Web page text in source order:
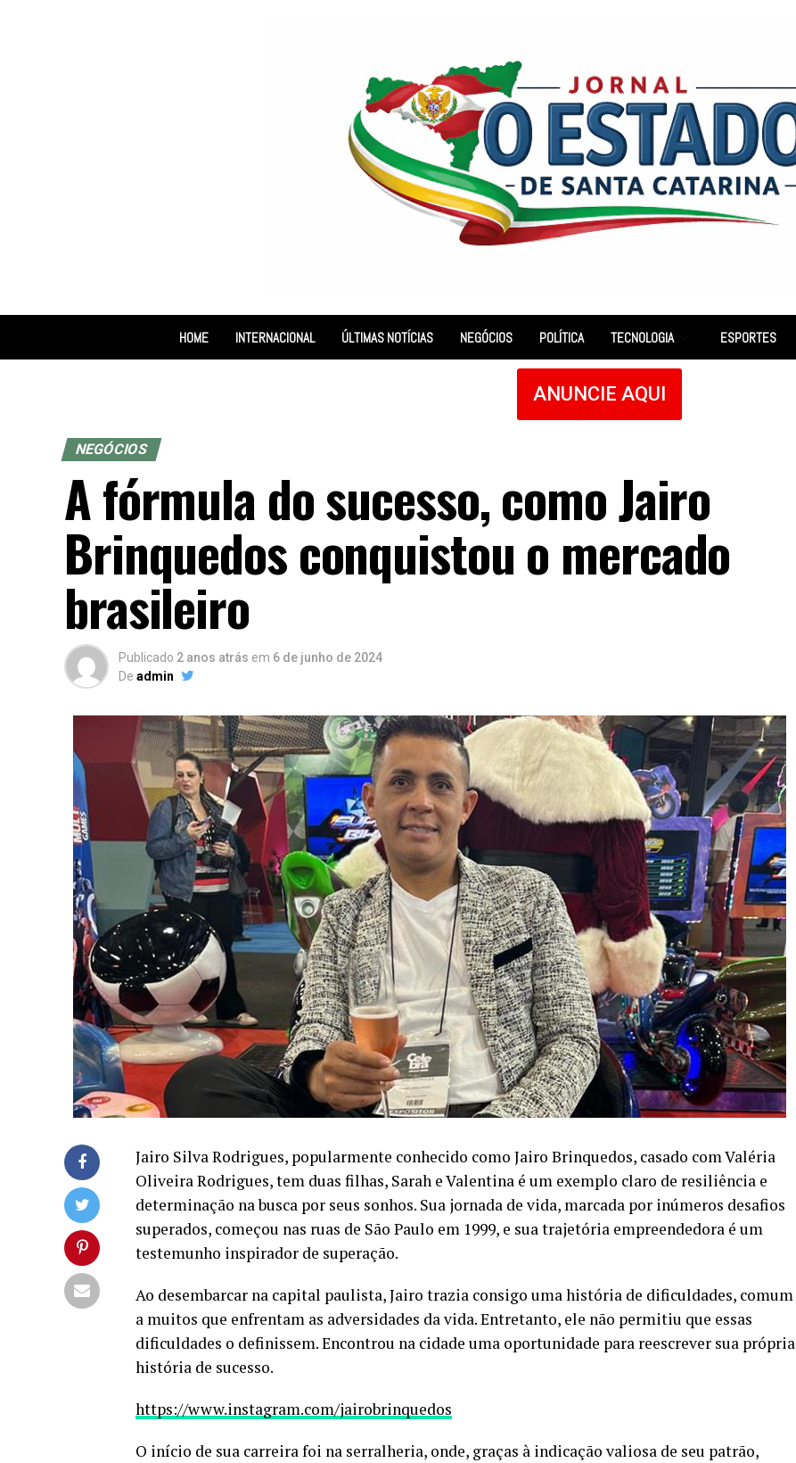
HOME INTERNACIONAL ÚLTIMAS NOTÍCIAS NEGÓCIOS POLÍTICA TECNOLOGIA ESPORTES
ANUNCIE AQUI
NEGÓCIOS
A fórmula do sucesso, como Jairo
Brinquedos conquistou o mercado
brasileiro
Publicado 2 anos atrás em 6 de junho de 2024
De admin
Jairo Silva Rodrigues, popularmente conhecido como Jairo Brinquedos, casado com Valéria
Oliveira Rodrigues, tem duas filhas, Sarah e Valentina é um exemplo claro de resiliência e
determinação na busca por seus sonhos. Sua jornada de vida, marcada por inúmeros desafios
superados, começou nas ruas de São Paulo em 1999, e sua trajetória empreendedora é um
testemunho inspirador de superação.
Ao desembarcar na capital paulista, Jairo trazia consigo uma história de dificuldades, comum
a muitos que enfrentam as adversidades da vida. Entretanto, ele não permitiu que essas
dificuldades o definissem. Encontrou na cidade uma oportunidade para reescrever sua própria
história de sucesso.
https://www.instagram.com/jairobrinquedos
O início de sua carreira foi na serralheria, onde, graças à indicação valiosa de seu patrão,